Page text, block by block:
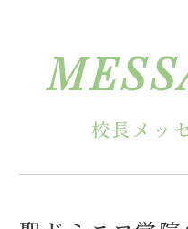
校長メッ